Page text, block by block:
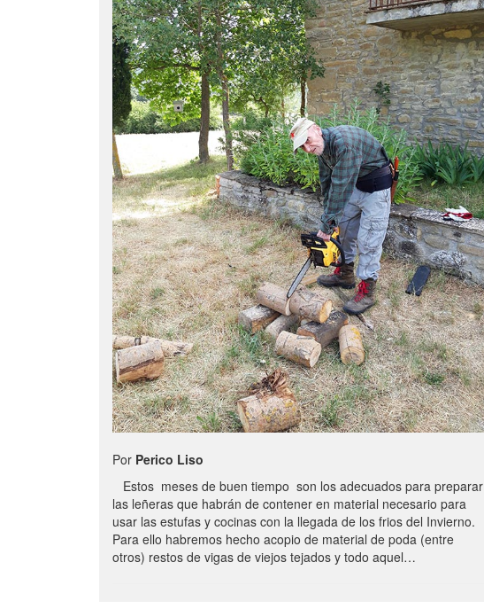
Por Perico Liso
Estos meses de buen tiempo son los adecuados para preparar
las leñeras que habrán de contener en material necesario para
usar las estufas y cocinas con la llegada de los frios del Invierno.
Para ello habremos hecho acopio de material de poda (entre
otros) restos de vigas de viejos tejados y todo aquel…